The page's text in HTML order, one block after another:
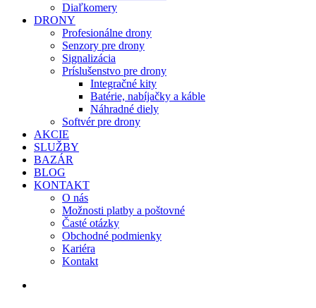
Diaľkomery
DRONY
Profesionálne drony
Senzory pre drony
Signalizácia
Príslušenstvo pre drony
Integračné kity
Batérie, nabíjačky a káble
Náhradné diely
Softvér pre drony
AKCIE
SLUŽBY
BAZÁR
BLOG
KONTAKT
O nás
Možnosti platby a poštovné
Časté otázky
Obchodné podmienky
Kariéra
Kontakt